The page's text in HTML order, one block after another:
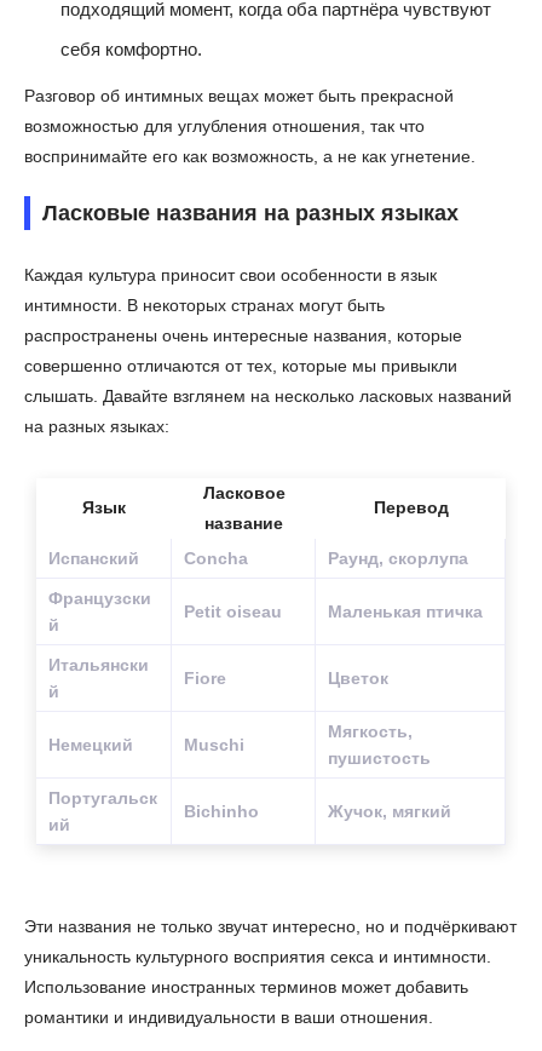
подходящий момент, когда оба партнёра чувствуют
себя комфортно.
Разговор об интимных вещах может быть прекрасной
возможностью для углубления отношения, так что
воспринимайте его как возможность, а не как угнетение.
Ласковые названия на разных языках
Каждая культура приносит свои особенности в язык
интимности. В некоторых странах могут быть
распространены очень интересные названия, которые
совершенно отличаются от тех, которые мы привыкли
слышать. Давайте взглянем на несколько ласковых названий
на разных языках:
Язык
Ласковое
название
Перевод
Испанский Concha Раунд, скорлупа
Французски
й
Petit oiseau Маленькая птичка
Итальянски
й
Fiore Цветок
Немецкий Muschi
Мягкость,
пушистость
Португальск
ий
Bichinho Жучок, мягкий
Эти названия не только звучат интересно, но и подчёркивают
уникальность культурного восприятия секса и интимности.
Использование иностранных терминов может добавить
романтики и индивидуальности в ваши отношения.